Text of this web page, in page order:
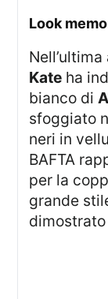
Look
Kate ha
bianco di
sfoggiato
neri in
BAFTA
per la
grande
dimostrato